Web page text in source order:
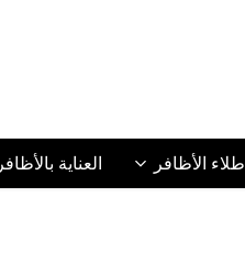
طلاء الأظافر العناية بالأظافر